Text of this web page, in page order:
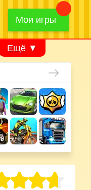
Мои игры
Ещё ▼